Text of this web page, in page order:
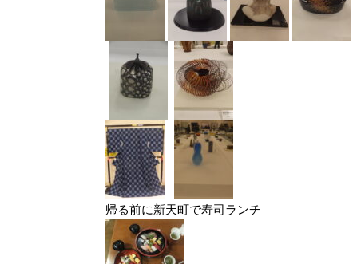
帰る前に新天町で寿司ランチ